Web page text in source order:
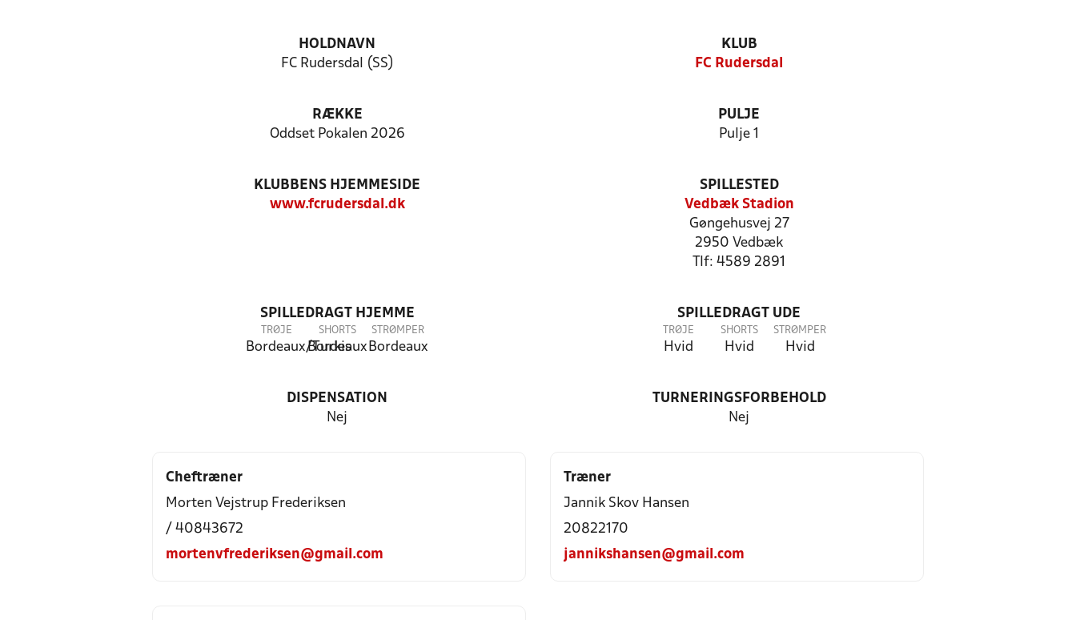
HOLDNAVN
FC Rudersdal (SS)
KLUB
FC Rudersdal
RÆKKE
Oddset Pokalen 2026
PULJE
Pulje 1
KLUBBENS HJEMMESIDE
www.fcrudersdal.dk
SPILLESTED
Vedbæk Stadion
Gøngehusvej 27
2950 Vedbæk
Tlf: 4589 2891
SPILLEDRAGT HJEMME
TRØJE
Bordeaux/Turkis
SHORTS
Bordeaux
STRØMPER
Bordeaux
SPILLEDRAGT UDE
TRØJE
Hvid
SHORTS
Hvid
STRØMPER
Hvid
DISPENSATION
Nej
TURNERINGSFORBEHOLD
Nej
Cheftræner
Morten Vejstrup Frederiksen
/ 40843672
mortenvfrederiksen@gmail.com
Træner
Jannik Skov Hansen
20822170
jannikshansen@gmail.com